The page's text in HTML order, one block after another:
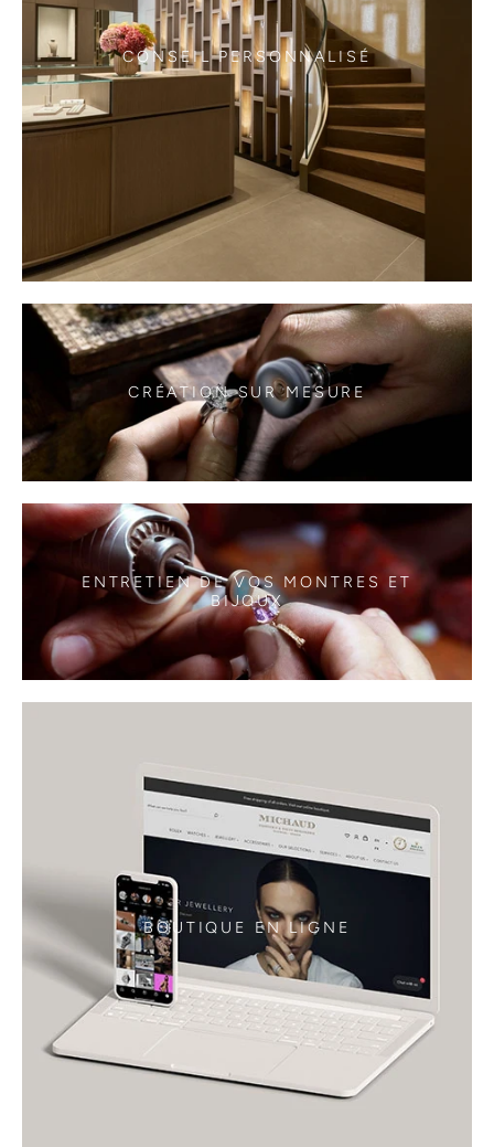
CONSEIL PERSONNALISÉ
CRÉATION SUR MESURE
ENTRETIEN DE VOS MONTRES ET
BIJOUX
BOUTIQUE EN LIGNE